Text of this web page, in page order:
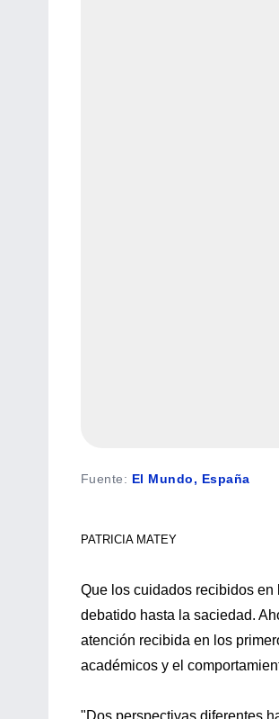
Fuente: El Mundo, España
PATRICIA MATEY
Que los cuidados recibidos
debatido hasta la saciedad.
atención recibida en los
académicos y el
"Dos perspectivas diferentes